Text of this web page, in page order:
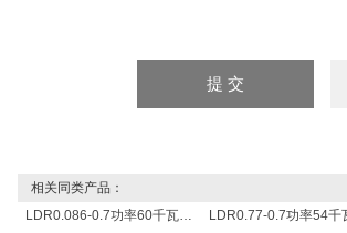
相关同类产品：
LDR0.086-0.7功率60千瓦蒸发量86公斤/小时电锅炉